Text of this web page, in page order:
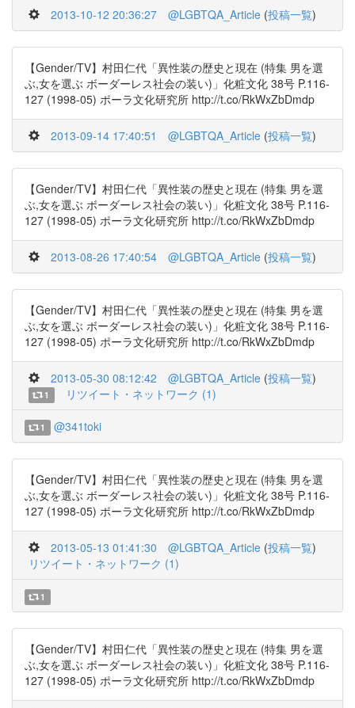
2013-10-12 20:36:27 @LGBTQA_Article (投稿一覧)
【Gender/TV】村田仁代「異性装の歴史と現在 (特集 男を選
ぶ,女を選ぶ ボーダーレス社会の装い)」化粧文化 38号 P.116-
127 (1998-05) ポーラ文化研究所 http://t.co/RkWxZbDmdp
2013-09-14 17:40:51 @LGBTQA_Article (投稿一覧)
【Gender/TV】村田仁代「異性装の歴史と現在 (特集 男を選
ぶ,女を選ぶ ボーダーレス社会の装い)」化粧文化 38号 P.116-
127 (1998-05) ポーラ文化研究所 http://t.co/RkWxZbDmdp
2013-08-26 17:40:54 @LGBTQA_Article (投稿一覧)
【Gender/TV】村田仁代「異性装の歴史と現在 (特集 男を選
ぶ,女を選ぶ ボーダーレス社会の装い)」化粧文化 38号 P.116-
127 (1998-05) ポーラ文化研究所 http://t.co/RkWxZbDmdp
2013-05-30 08:12:42 @LGBTQA_Article (投稿一覧)
1 リツイート・ネットワーク (1)
1 @341toki
【Gender/TV】村田仁代「異性装の歴史と現在 (特集 男を選
ぶ,女を選ぶ ボーダーレス社会の装い)」化粧文化 38号 P.116-
127 (1998-05) ポーラ文化研究所 http://t.co/RkWxZbDmdp
2013-05-13 01:41:30 @LGBTQA_Article (投稿一覧)
リツイート・ネットワーク (1)
1
【Gender/TV】村田仁代「異性装の歴史と現在 (特集 男を選
ぶ,女を選ぶ ボーダーレス社会の装い)」化粧文化 38号 P.116-
127 (1998-05) ポーラ文化研究所 http://t.co/RkWxZbDmdp